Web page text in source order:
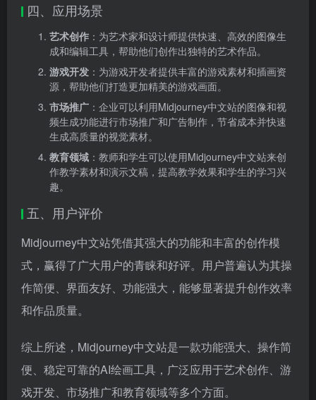
四、应用场景
艺术创作 ：为艺术家和设计师提供快速、高效的图像生
成和编辑工具，帮助他们创作出独特的艺术作品。
游戏开发 ：为游戏开发者提供丰富的游戏素材和插画资
源，帮助他们打造更加精美的游戏画面。
市场推广 ：企业可以利用Midjourney中文站的图像和视
频生成功能进行市场推广和广告制作，节省成本并快速
生成高质量的视觉素材。
教育领域 ：教师和学生可以使用Midjourney中文站来创
作教学素材和演示文稿，提高教学效果和学生的学习兴
趣。
五、用户评价
Midjourney中文站凭借其强大的功能和丰富的创作模
式，赢得了广大用户的青睐和好评。用户普遍认为其操
作简便、界面友好、功能强大，能够显著提升创作效率
和作品质量。
综上所述，Midjourney中文站是一款功能强大、操作简
便、稳定可靠的AI绘画工具，广泛应用于艺术创作、游
戏开发、市场推广和教育领域等多个方面。